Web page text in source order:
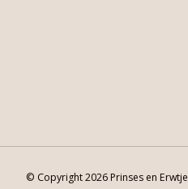
© Copyright 2026 Prinses en Erwtje